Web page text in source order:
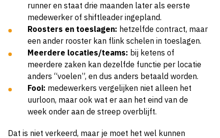
runner en staat drie maanden later als eerste
medewerker of shiftleader ingepland.
Roosters en toeslagen: hetzelfde contract, maar
een ander rooster kan flink schelen in toeslagen.
Meerdere locaties/teams: bij ketens of
meerdere zaken kan dezelfde functie per locatie
anders “voelen”, en dus anders betaald worden.
Fooi: medewerkers vergelijken niet alleen het
uurloon, maar ook wat er aan het eind van de
week onder aan de streep overblijft.
Dat is niet verkeerd, maar je moet het wel kunnen